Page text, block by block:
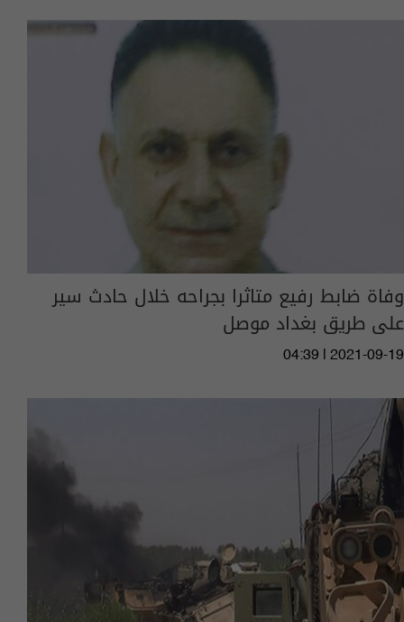
وفاة ضابط رفيع متاثرا بجراحه خلال حادث سير
على طريق بغداد موصل
04:39 | 2021-09-19